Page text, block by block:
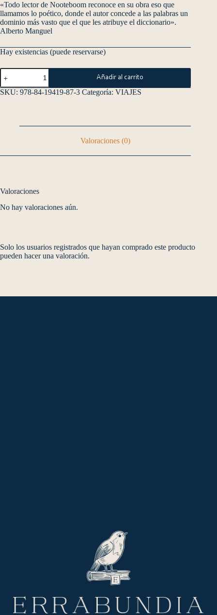
«Todo lector de Nooteboom reconoce en su obra eso que
llamamos lo poético, donde el autor concede a las palabras un
dominio más vasto que el que les atribuye el diccionario».
Alberto Manguel
Hay existencias (puede reservarse)
Añadir al carrito
SKU: 978-84-19419-87-3 Categoría: VIAJES
Valoraciones (0)
Valoraciones
No hay valoraciones aún.
Solo los usuarios registrados que hayan comprado este producto
pueden hacer una valoración.